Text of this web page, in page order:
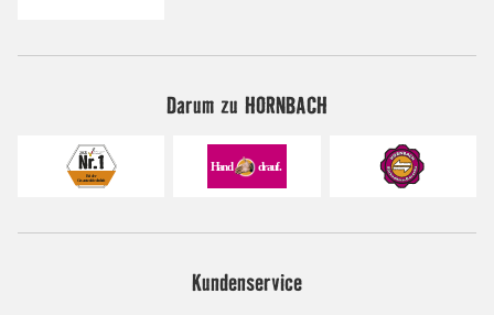
Darum zu HORNBACH
Kundenservice